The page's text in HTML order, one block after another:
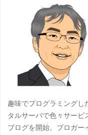
趣味でプログラミングし
タルサーバで色々サー
ブログを開始。ブロガー